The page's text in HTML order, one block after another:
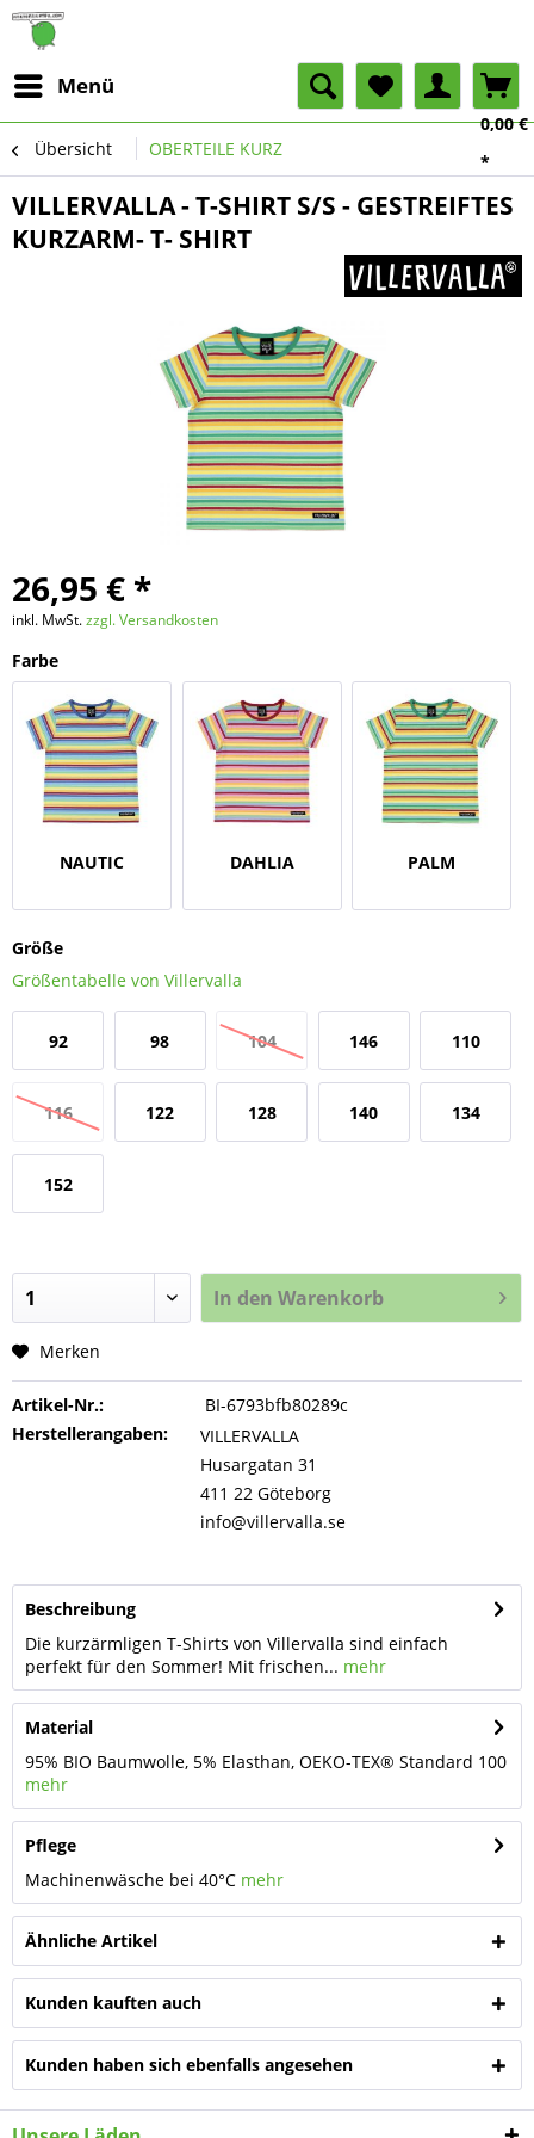
Menü
0,00 €
*
Übersicht OBERTEILE KURZ
VILLERVALLA - T-SHIRT S/S - GESTREIFTES
KURZARM- T- SHIRT
26,95 € *
inkl. MwSt.zzgl. Versandkosten
Farbe
NAUTIC DAHLIA PALM
Größe
Größentabelle von Villervalla
92 98 104 146 110
116 122 128 140 134
152
In den Warenkorb
Merken
Artikel-Nr.:
BI-6793bfb80289c
Herstellerangaben:
VILLERVALLA
Husargatan 31
411 22 Göteborg
info@villervalla.se
Beschreibung
Die kurzärmligen T-Shirts von Villervalla sind einfach
perfekt für den Sommer! Mit frischen... mehr
Material
95% BIO Baumwolle, 5% Elasthan, OEKO-TEX® Standard 100
mehr
Pflege
Machinenwäsche bei 40°C mehr
Ähnliche Artikel
Kunden kauften auch
Kunden haben sich ebenfalls angesehen